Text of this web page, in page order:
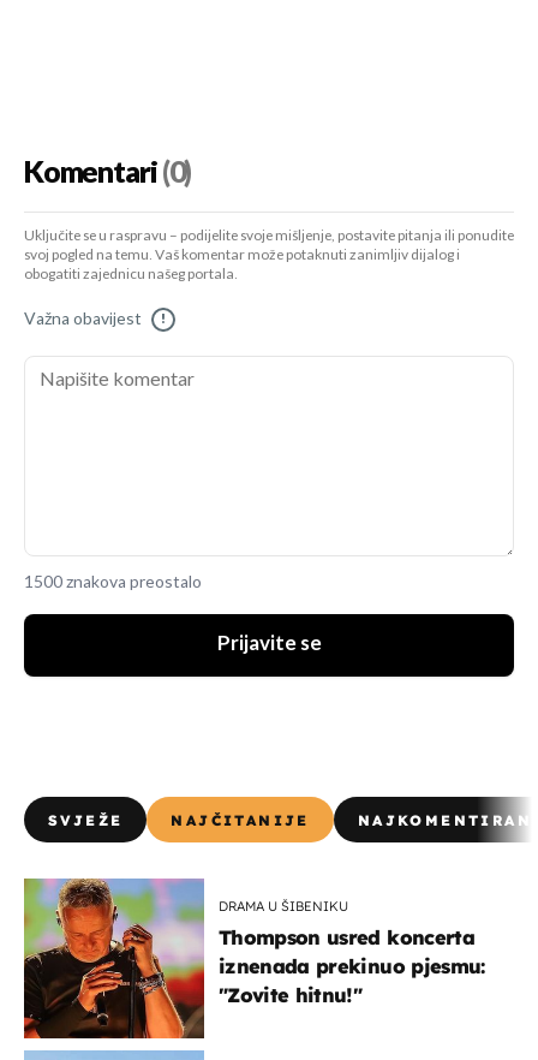
Komentari(0)
Uključite se u raspravu – podijelite svoje mišljenje, postavite pitanja ili ponudite
svoj pogled na temu. Vaš komentar može potaknuti zanimljiv dijalog i
obogatiti zajednicu našeg portala.
Važna obavijest !
1500 znakova preostalo
Prijavite se
SVJEŽE NAJČITANIJE
DRAMA U ŠIBENIKU
Thompson usred koncerta
iznenada prekinuo pjesmu:
"Zovite hitnu!"